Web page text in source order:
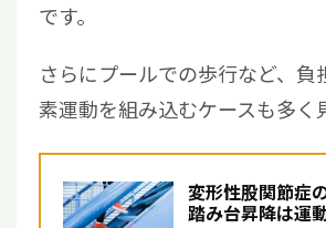
です。
さらにプールでの歩行など、負
素運動を組み込むケースも多く
変形性股関節症
踏み台昇降は運